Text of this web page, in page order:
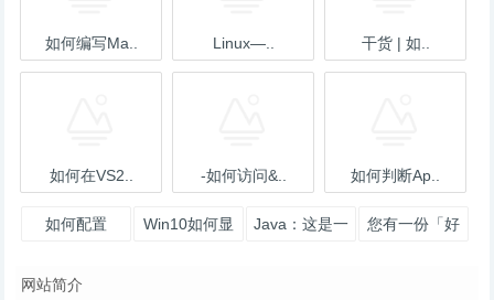
如何编写Ma.. Linux—.. 干货 | 如..
如何在VS2.. -如何访问&.. 如何判断Ap..
如何配置
maven打包j
Win10如何显
Java：这是一
您有一份「好
网站简介